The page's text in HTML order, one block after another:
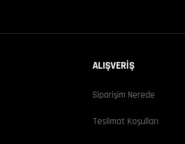
ALIŞVERİŞ
Siparişim Nerede
Teslimat Koşulları